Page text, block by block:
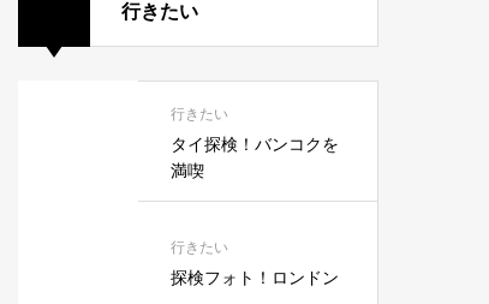
行きたい
行きたい
タイ探検！バンコクを
満喫
行きたい
探検フォト！ロンドン